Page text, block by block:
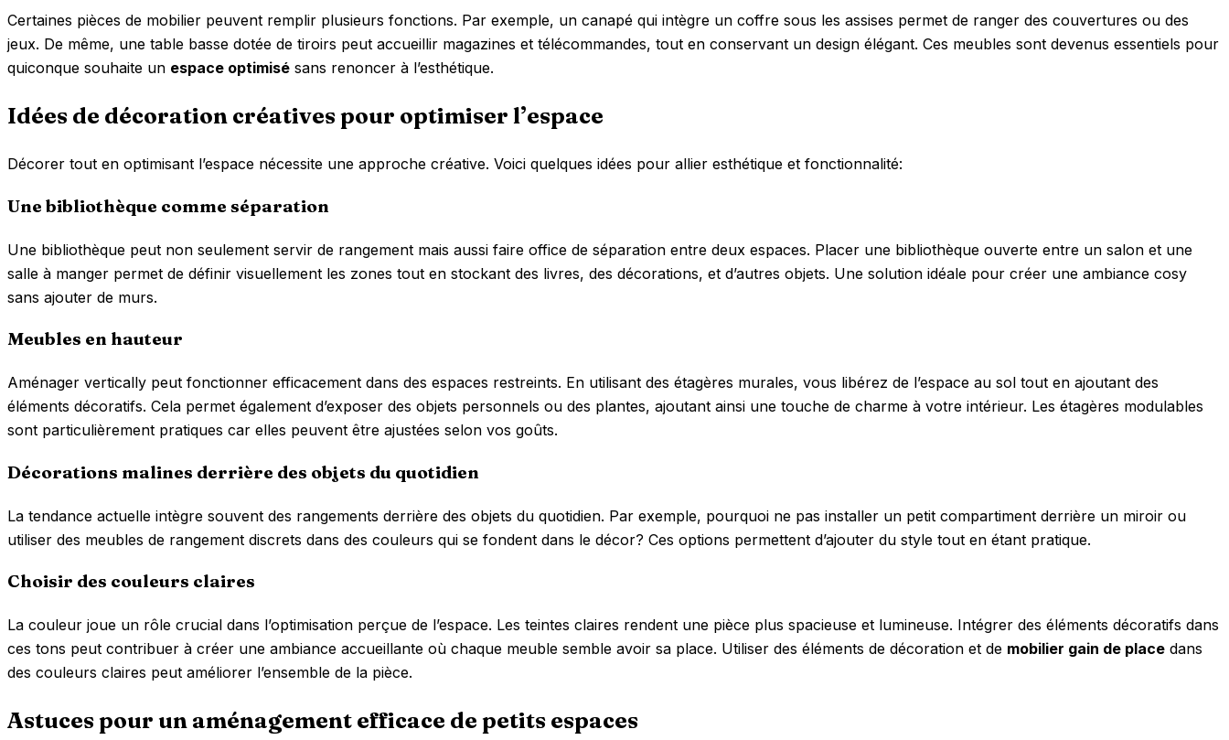
Certaines pièces de mobilier peuvent remplir plusieurs fonctions. Par exemple, un canapé qui intègre un coffre sous les assises permet de ranger des couvertures ou des
jeux. De même, une table basse dotée de tiroirs peut accueillir magazines et télécommandes, tout en conservant un design élégant. Ces meubles sont devenus essentiels pour
quiconque souhaite un espace optimisé sans renoncer à l’esthétique.
Idées de décoration créatives pour optimiser l’espace
Décorer tout en optimisant l’espace nécessite une approche créative. Voici quelques idées pour allier esthétique et fonctionnalité:
Une bibliothèque comme séparation
Une bibliothèque peut non seulement servir de rangement mais aussi faire office de séparation entre deux espaces. Placer une bibliothèque ouverte entre un salon et une
salle à manger permet de définir visuellement les zones tout en stockant des livres, des décorations, et d’autres objets. Une solution idéale pour créer une ambiance cosy
sans ajouter de murs.
Meubles en hauteur
Aménager vertically peut fonctionner efficacement dans des espaces restreints. En utilisant des étagères murales, vous libérez de l’espace au sol tout en ajoutant des
éléments décoratifs. Cela permet également d’exposer des objets personnels ou des plantes, ajoutant ainsi une touche de charme à votre intérieur. Les étagères modulables
sont particulièrement pratiques car elles peuvent être ajustées selon vos goûts.
Décorations malines derrière des objets du quotidien
La tendance actuelle intègre souvent des rangements derrière des objets du quotidien. Par exemple, pourquoi ne pas installer un petit compartiment derrière un miroir ou
utiliser des meubles de rangement discrets dans des couleurs qui se fondent dans le décor? Ces options permettent d’ajouter du style tout en étant pratique.
Choisir des couleurs claires
La couleur joue un rôle crucial dans l’optimisation perçue de l’espace. Les teintes claires rendent une pièce plus spacieuse et lumineuse. Intégrer des éléments décoratifs dans
ces tons peut contribuer à créer une ambiance accueillante où chaque meuble semble avoir sa place. Utiliser des éléments de décoration et de mobilier gain de place dans
des couleurs claires peut améliorer l’ensemble de la pièce.
Astuces pour un aménagement efficace de petits espaces